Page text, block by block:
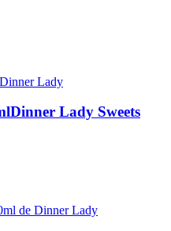
Dinner Lady Sweets